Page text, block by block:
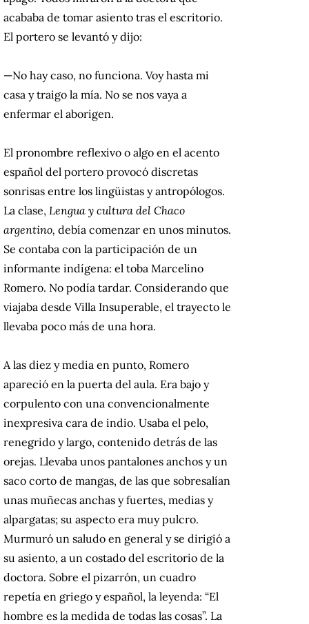
acababa de tomar asiento tras el escritorio.
El portero se levantó y dijo:
—No hay caso, no funciona. Voy hasta mi
casa y traigo la mía. No se nos vaya a
enfermar el aborigen.
El pronombre reflexivo o algo en el acento
español del portero provocó discretas
sonrisas entre los lingüistas y antropólogos.
La clase, Lengua y cultura del Chaco
argentino, debía comenzar en unos minutos.
Se contaba con la participación de un
informante indígena: el toba Marcelino
Romero. No podía tardar. Considerando que
viajaba desde Villa Insuperable, el trayecto le
llevaba poco más de una hora.
A las diez y media en punto, Romero
apareció en la puerta del aula. Era bajo y
corpulento con una convencionalmente
inexpresiva cara de indio. Usaba el pelo,
renegrido y largo, contenido detrás de las
orejas. Llevaba unos pantalones anchos y un
saco corto de mangas, de las que sobresalían
unas muñecas anchas y fuertes, medias y
alpargatas; su aspecto era muy pulcro.
Murmuró un saludo en general y se dirigió a
su asiento, a un costado del escritorio de la
doctora. Sobre el pizarrón, un cuadro
repetía en griego y español, la leyenda: “El
hombre es la medida de todas las cosas”. La